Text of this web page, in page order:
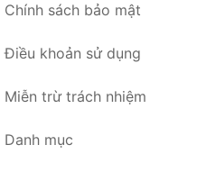
Chính sách bảo mật
Điều khoản sử dụng
Miễn trừ trách nhiệm
Danh mục